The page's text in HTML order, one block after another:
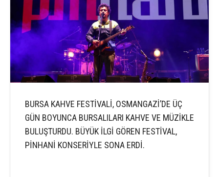
BURSA KAHVE FESTİVALİ, OSMANGAZİ’DE ÜÇ
GÜN BOYUNCA BURSALILARI KAHVE VE MÜZİKLE
BULUŞTURDU. BÜYÜK İLGİ GÖREN FESTİVAL,
PİNHANİ KONSERİYLE SONA ERDİ.